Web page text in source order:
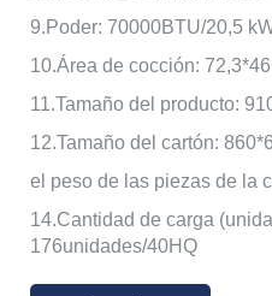
9.Poder: 70000BTU/20,5
10.Área de cocción:
11.Tamaño del producto:
12.Tamaño del cartón:
el peso de las piezas de la
14.Cantidad de carga
176unidades/40HQ